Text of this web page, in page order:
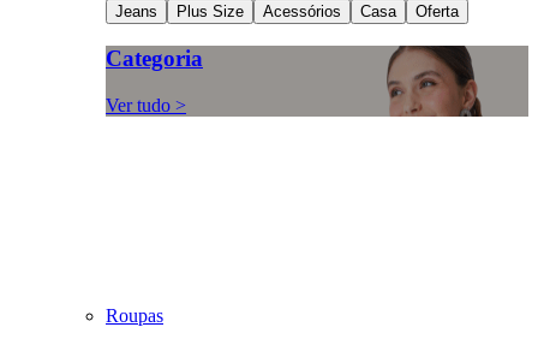
Jeans
Plus Size Acessórios Casa Oferta
Categoria
Ver tudo >
Roupas